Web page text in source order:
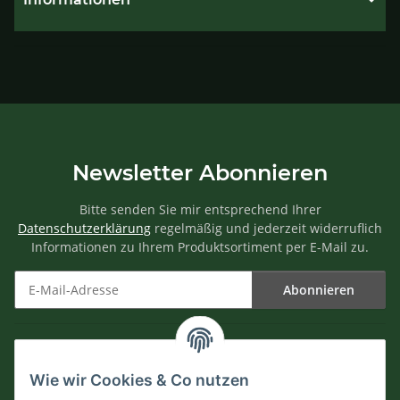
Wie wir Cookies & Co nutzen
Newsletter Abonnieren
Bitte senden Sie mir entsprechend Ihrer
Datenschutzerklärung regelmäßig und jederzeit widerruflich
Informationen zu Ihrem Produktsortiment per E-Mail zu.
Abonnieren